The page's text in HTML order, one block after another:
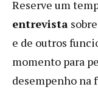
Reserve um
entrevista
e de outros
momento para
desempenho na